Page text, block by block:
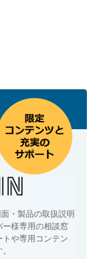
・製品の取扱説明
様専用の相談窓
トや専用コンテン